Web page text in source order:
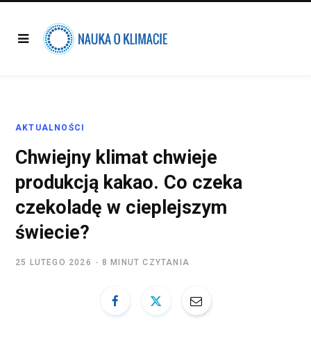
AKTUALNOŚCI
Chwiejny klimat chwieje
produkcją kakao. Co czeka
czekoladę w cieplejszym
świecie?
25 LUTEGO 2026 8 MINUT CZYTANIA